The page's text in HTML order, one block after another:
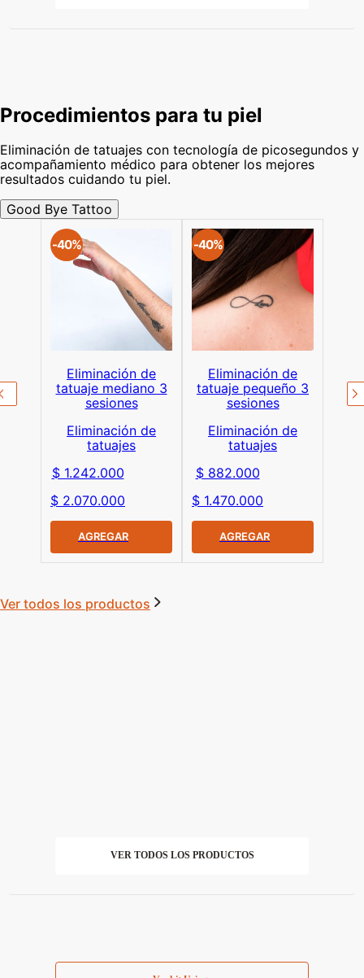
Procedimientos para tu piel
Eliminación de tatuajes con tecnología de picosegundos y
acompañamiento médico para obtener los mejores
resultados cuidando tu piel.
Good Bye Tattoo
-40%
Eliminación de
tatuaje mediano 3
sesiones
Eliminación de
tatuajes
$ 1.242.000
$ 2.070.000
AGREGAR
-40%
Eliminación de
tatuaje pequeño 3
sesiones
Eliminación de
tatuajes
$ 882.000
$ 1.470.000
AGREGAR
Ver todos los productos
VER TODOS LOS PRODUCTOS